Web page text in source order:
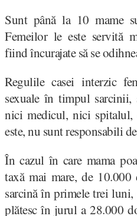
Sunt până la 10 mame
Femeilor le este servită
fiind încurajate să se
Regulile casei interzic
sexuale în timpul
nici medicul, nici
este, nu sunt responsabili
În cazul în care mama
taxă mai mare, de
sarcină în primele trei
plătesc în jurul a 28.000